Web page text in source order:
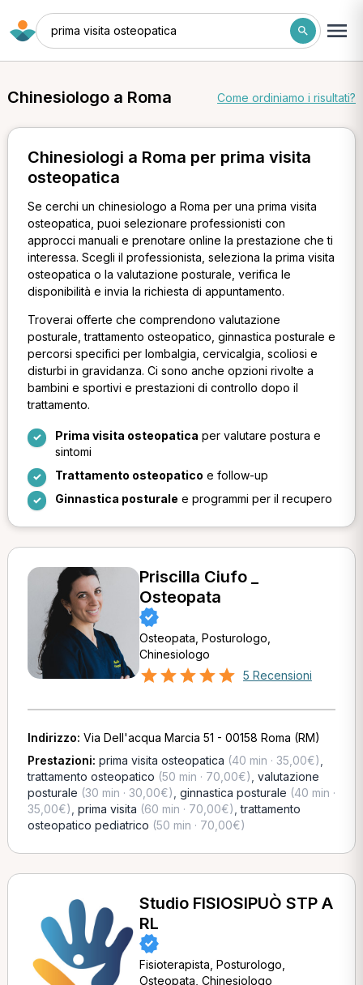
prima visita osteopatica
Chinesiologo a Roma Come ordiniamo i risultati?
Chinesiologi a Roma per prima visita
osteopatica
Se cerchi un chinesiologo a Roma per una prima visita
osteopatica, puoi selezionare professionisti con
approcci manuali e prenotare online la prestazione che ti
interessa. Scegli il professionista, seleziona la prima visita
osteopatica o la valutazione posturale, verifica le
disponibilità e invia la richiesta di appuntamento.
Troverai offerte che comprendono valutazione
posturale, trattamento osteopatico, ginnastica posturale e
percorsi specifici per lombalgia, cervicalgia, scoliosi e
disturbi in gravidanza. Ci sono anche opzioni rivolte a
bambini e sportivi e prestazioni di controllo dopo il
trattamento.
Prima visita osteopatica per valutare postura e
sintomi
Trattamento osteopatico e follow-up
Ginnastica posturale e programmi per il recupero
Priscilla Ciufo _
Osteopata
Osteopata, Posturologo,
Chinesiologo
5 Recensioni
Indirizzo: Via Dell'acqua Marcia 51 - 00158 Roma (RM)
Prestazioni: prima visita osteopatica (40 min · 35,00€)
trattamento osteopatico (50 min · 70,00€) valutazione
posturale (30 min · 30,00€) ginnastica posturale (40 min ·
35,00€) prima visita (60 min · 70,00€) ,trattamento
osteopatico pediatrico (50 min · 70,00€)
Studio FISIOSIPUÒ STP A
RL
Fisioterapista, Posturologo,
Osteopata, Chinesiologo